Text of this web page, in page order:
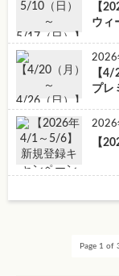
【
ウィ
2026
【
プレ
2026
【
Page 1 of